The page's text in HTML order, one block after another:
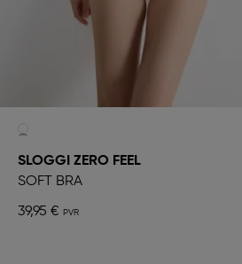
SLOGGI ZERO FEEL
SOFT BRA
39,95 €